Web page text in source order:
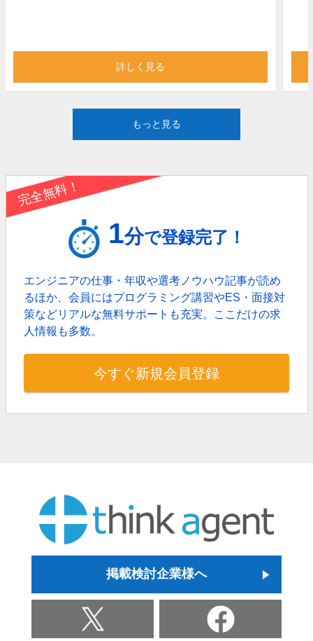
詳しく見る
もっと見る
完全無料！
1分で登録完了！
エンジニアの仕事・年収や選考ノウハウ記事が読め
るほか、会員にはプログラミング講習やES・面接対
策などリアルな無料サポートも充実。 ここだけの求
人情報も多数。
今すぐ新規会員登録
掲載検討企業様へ